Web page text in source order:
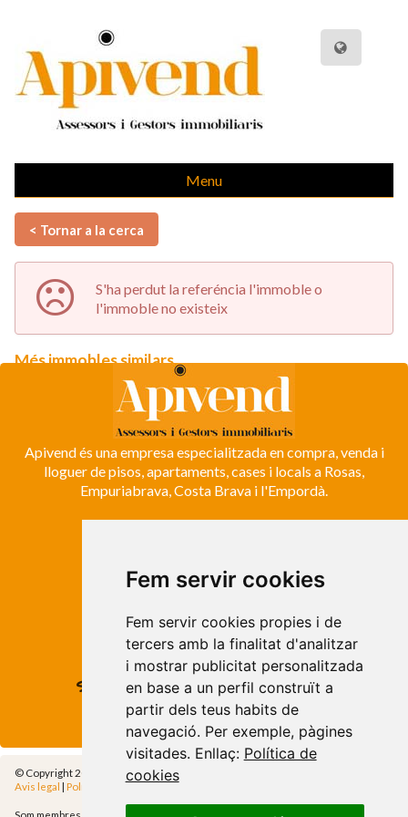
Fem servir cookies
Fem servir cookies propies i de
tercers amb la finalitat d'analitzar
i mostrar publicitat personalitzada
en base a un perfil construït a
partir dels teus habits de
navegació. Per exemple, pàgines
visitades. Enllaç: Política de
cookies
Menu
< Tornar a la cerca
S'ha perdut la referéncia l'immoble o
l'immoble no existeix
Més immobles similars
Apivend és una empresa especialitzada en compra, venda i
lloguer de pisos, apartaments, cases i locals a Rosas,
Empuriabrava, Costa Brava i l'Empordà.
Avda. de Rhode, 64
Roses - Girona
info@apivend.com
Segueixnos!
© Copyright 2014 - Apivend 2000 SL |
Avis legal | Política de privadesa|Política de cookies
Som membres de